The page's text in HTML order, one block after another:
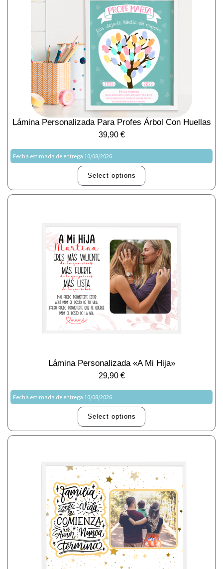
Lámina Personalizada Para Profes Árbol Con Huellas
39,90 €
Fecha estimada de entrega 10/08/2026
Select options
Lámina Personalizada «A Mi Hija»
29,90 €
Fecha estimada de entrega 10/08/2026
Select options